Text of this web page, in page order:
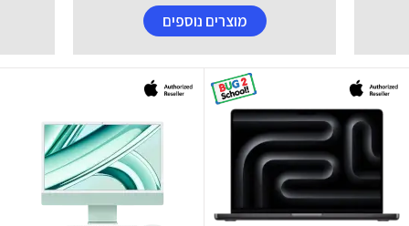
מוצרים נוספים